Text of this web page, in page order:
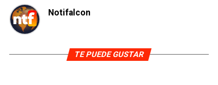
Notifalcon
TE PUEDE GUSTAR